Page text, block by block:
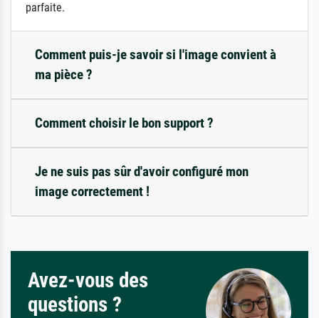
parfaite.
Comment puis-je savoir si l'image convient à
ma pièce ?
Comment choisir le bon support ?
Je ne suis pas sûr d'avoir configuré mon
image correctement !
Avez-vous des
questions ?